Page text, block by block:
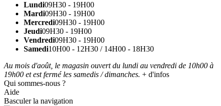
Lundi09H30 - 19H00
Mardi09H30 - 19H00
Mercredi09H30 - 19H00
Jeudi09H30 - 19H00
Vendredi09H30 - 19H00
Samedi10H00 - 12H30 / 14H00 - 18H30
Au mois d'août, le magasin ouvert du lundi au vendredi de 10h00 à
19h00 et est fermé les samedis / dimanches. + d'infos
Qui sommes-nous ?
Aide
Basculer la navigation